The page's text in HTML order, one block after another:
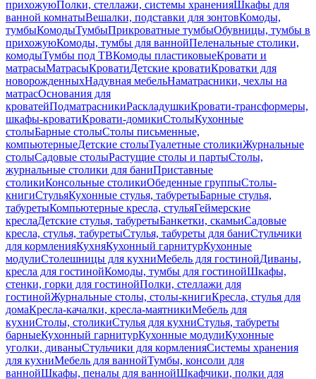
прихожуюПолки, стеллажи, системы храненияШкафы для
ванной комнатыВешалки, подставки для зонтовКомоды,
тумбыКомодыТумбыПрикроватные тумбыОбувницы, тумбы в
прихожуюКомоды, тумбы для ваннойПеленальные столики,
комодыТумбы под ТВКомоды пластиковыеКровати и
матрасыМатрасыКроватиДетские кроватиКроватки для
новорожденныхНадувная мебельНаматрасники, чехлы на
матрасОснования для
кроватейПодматрасникиРаскладушкиКровати-трансформеры,
шкафы-кроватиКровати-домикиСтолыКухонные
столыБарные столыСтолы письменные,
компьютерныеДетские столыТуалетные столикиЖурнальные
столыСадовые столыРастущие столы и партыСтолы,
журнальные столики для баниПриставные
столикиКонсольные столикиОбеденные группыСтолы-
книгиСтульяКухонные стулья, табуретыБарные стулья,
табуретыКомпьютерные кресла, стульяГеймерские
креслаДетские стулья, табуретыБанкетки, скамьиСадовые
кресла, стулья, табуретыСтулья, табуреты для баниСтульчики
для кормленияКухняКухонный гарнитурКухонные
модулиСтолешницы для кухниМебель для гостинойДиваны,
кресла для гостинойКомоды, тумбы для гостинойШкафы,
стенки, горки для гостинойПолки, стеллажи для
гостинойЖурнальные столы, столы-книгиКресла, стулья для
домаКресла-качалки, кресла-маятникиМебель для
кухниСтолы, столикиСтулья для кухниСтулья, табуреты
барныеКухонный гарнитурКухонные модулиКухонные
уголки, диваныСтульчики для кормленияСистемы хранения
для кухниМебель для ваннойТумбы, консоли для
ваннойШкафы, пеналы для ваннойШкафчики, полки для